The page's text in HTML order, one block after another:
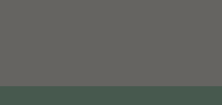
Stopka